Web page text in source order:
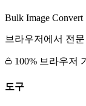
Bulk Image Convert
브라우저에서 전
100% 브라우저
도구